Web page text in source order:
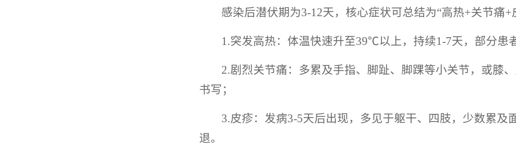
感染后潜伏期为3-12天，核心症状可总结为“高热+关节痛
1.突发高热：体温快速升至39℃以上，持续1-7天，部分患
2.剧烈关节痛：多累及手指、脚趾、脚踝等小关节，或膝
书写；
3.皮疹：发病3-5天后出现，多见于躯干、四肢，少数累
退。